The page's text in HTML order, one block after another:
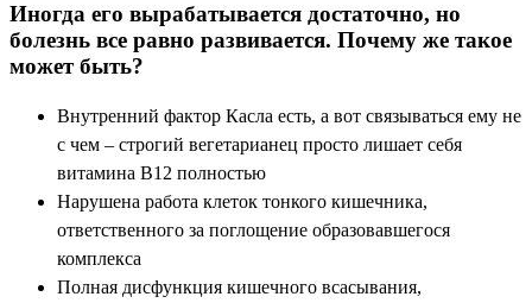
Иногда его вырабатывается достаточно, но
болезнь все равно развивается. Почему же такое
может быть?
Внутренний фактор Касла есть, а вот связываться ему не
с чем – строгий вегетарианец просто лишает себя
витамина В12 полностью
Нарушена работа клеток тонкого кишечника,
ответственного за поглощение образовавшегося
комплекса
Полная дисфункция кишечного всасывания,